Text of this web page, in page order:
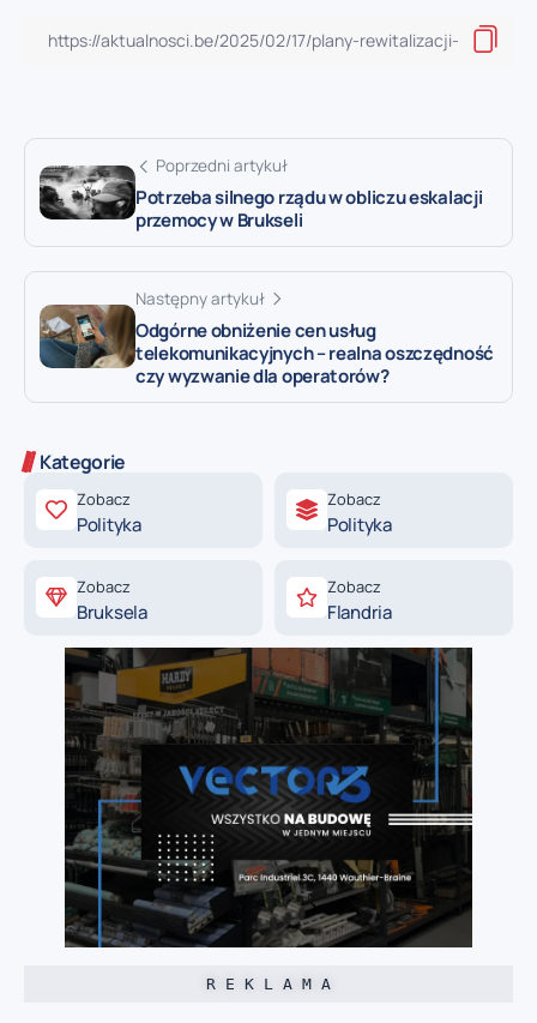
Poprzedni artykuł
Potrzeba silnego rządu w obliczu eskalacji
przemocy w Brukseli
Następny artykuł
Odgórne obniżenie cen usług
telekomunikacyjnych – realna oszczędność
czy wyzwanie dla operatorów?
Kategorie
Zobacz
Polityka
Zobacz
Polityka
Zobacz
Bruksela
Zobacz
Flandria
R E K L A M A